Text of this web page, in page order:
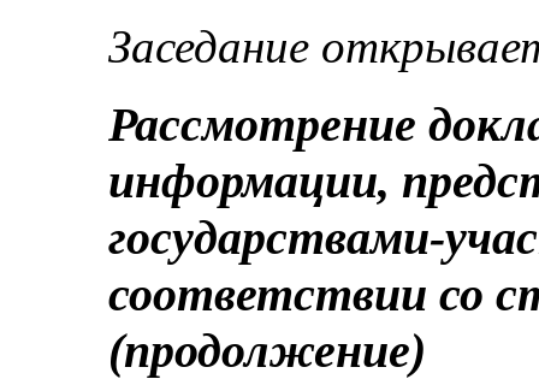
Заседание
Рассмотрение
информации,
государствами-
соответствии со
(продолжение)